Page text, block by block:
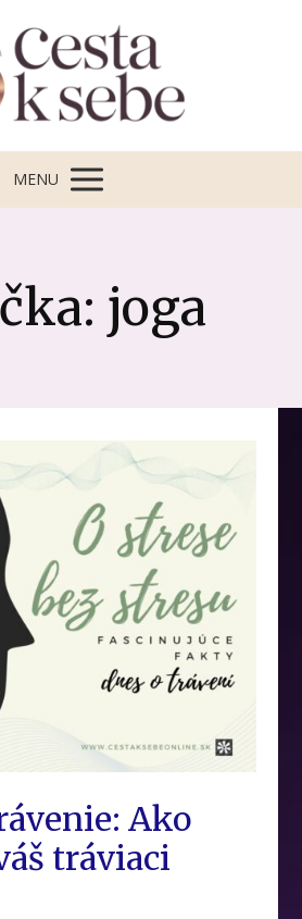
MENU
joga
Ako
tráviaci